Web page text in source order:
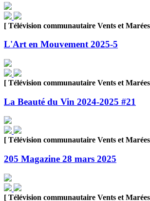
[ Télévision communautaire Vents et
L'Art en Mouvement 2025-5
[ Télévision communautaire Vents et
La Beauté du Vin 2024-2025 #21
[ Télévision communautaire Vents et
205 Magazine 28 mars 2025
[ Télévision communautaire Vents et